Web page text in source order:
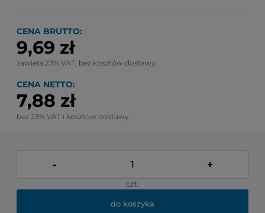
CENA BRUTTO:
9,69 zł
zawiera 23% VAT, bez kosztów dostawy
CENA NETTO:
7,88 zł
bez 23% VAT i kosztów dostawy
- +
szt.
do koszyka